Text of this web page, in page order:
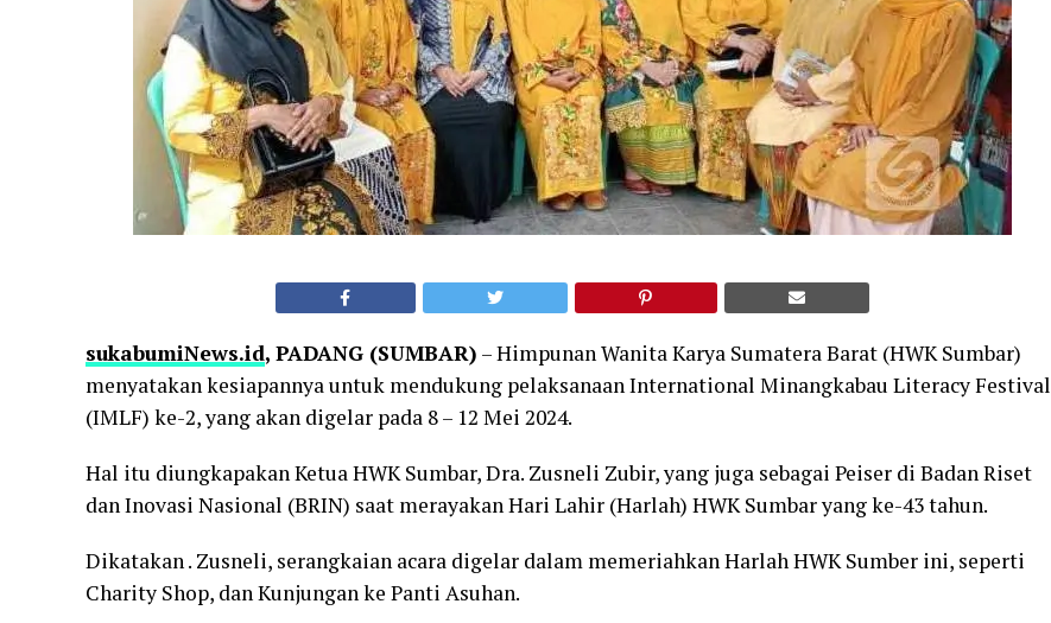
sukabumiNews.id, PADANG (SUMBAR) – Himpunan Wanita Karya Sumatera Barat (HWK Sumbar)
menyatakan kesiapannya untuk mendukung pelaksanaan International Minangkabau Literacy Festival
(IMLF) ke-2, yang akan digelar pada 8 – 12 Mei 2024.
Hal itu diungkapakan Ketua HWK Sumbar, Dra. Zusneli Zubir, yang juga sebagai Peiser di Badan Riset
dan Inovasi Nasional (BRIN) saat merayakan Hari Lahir (Harlah) HWK Sumbar yang ke-43 tahun.
Dikatakan . Zusneli, serangkaian acara digelar dalam memeriahkan Harlah HWK Sumber ini, seperti
Charity Shop, dan Kunjungan ke Panti Asuhan.